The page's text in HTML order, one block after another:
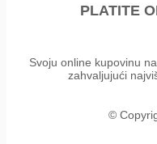
PLATITE
Svoju online kupovinu
zahvaljujući
©